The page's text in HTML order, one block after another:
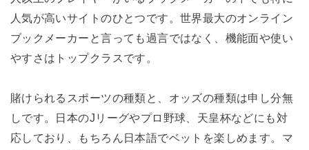
人気が高いサイトのひとつです。世界最大のオンライン
ブックメーカーと言っても過言ではなく、機能面や使い
やすさはトップクラスです。
賭けられるスポーツの種類と、オッズの種類は申し分無
しです。日本のJリーグやプロ野球、天皇杯などにも対
応しており、もちろん日本語でベットを楽しめます。マ